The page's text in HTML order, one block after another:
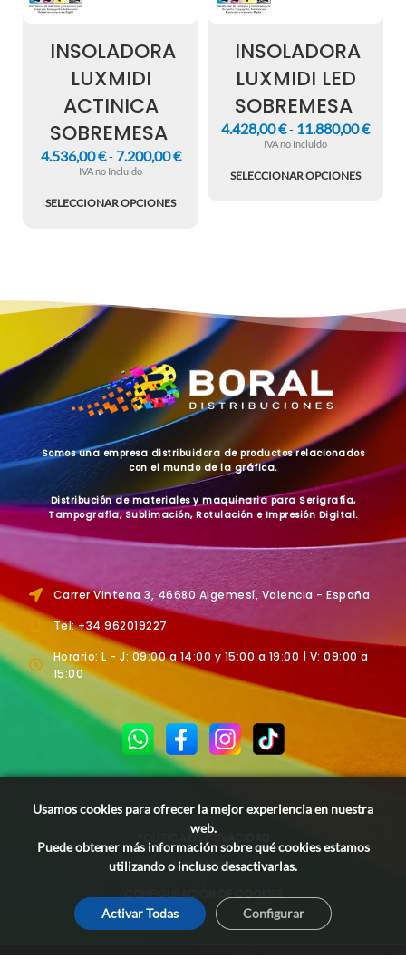
INSOLADORA
LUXMIDI
ACTINICA
SOBREMESA
4.536,00€ - 7.200,00€
IVA no Incluido
SELECCIONAR OPCIONES
INSOLADORA
LUXMIDI LED
SOBREMESA
4.428,00€- 11.880,00€
IVA no Incluido
SELECCIONAR OPCIONES
Somos una empresa distribuidora de productos relacionados
con el mundo de la gráfica.
Distribución de materiales y maquinaria para Serigrafía,
Tampografía, Sublimación, Rotulación e Impresión Digital.
Carrer Vintena 3, 46680 Algemesí, Valencia - España
Tel: +34 962019227
Horario: L - J: 09:00 a 14:00 y 15:00 a 19:00 | V: 09:00 a
15:00
POLÍTICA DE PRIVACIDAD
AVISO LEGAL
CONFIGURACIÓN DE COOKIES
Usamos cookies para ofrecer la mejor experiencia en nuestra
web.
Puede obtener más información sobre qué cookies estamos
utilizando o incluso desactivarlas.
Activar Todas Configurar